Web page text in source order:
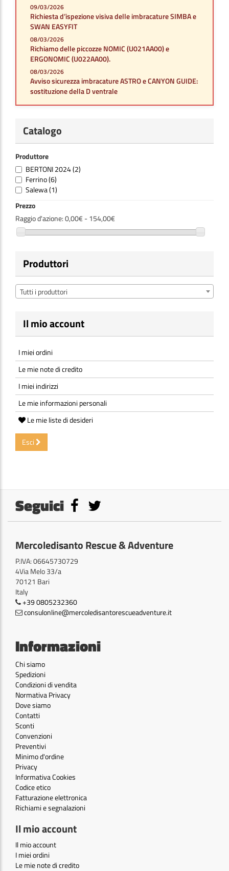
09/03/2026
Richiesta d’ispezione visiva delle imbracature SIMBA e
SWAN EASYFIT
08/03/2026
Richiamo delle piccozze NOMIC (U021AA00) e
ERGONOMIC (U022AA00).
08/03/2026
Avviso sicurezza imbracature ASTRO e CANYON GUIDE:
sostituzione della D ventrale
Catalogo
Produttore
BERTONI 2024(2)
Ferrino(6)
Salewa(1)
Prezzo
Raggio d'azione:0,00€ - 154,00€
Produttori
Tutti i produttori
Il mio account
I miei ordini
Le mie note di credito
I miei indirizzi
Le mie informazioni personali
Le mie liste di desideri
Esci
Seguici
Mercoledisanto Rescue & Adventure
P.IVA: 06645730729
4Via Melo 33/a
70121 Bari
Italy
+39 0805232360
consulonline@mercoledisantorescueadventure.it
Informazioni
Chi siamo
Spedizioni
Condizioni di vendita
Normativa Privacy
Dove siamo
Contatti
Sconti
Convenzioni
Preventivi
Minimo d'ordine
Privacy
Informativa Cookies
Codice etico
Fatturazione elettronica
Richiami e segnalazioni
Il mio account
Il mio account
I miei ordini
Le mie note di credito